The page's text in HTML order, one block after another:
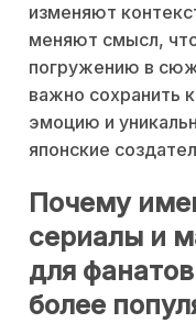
изменяют
меняют смысл,
погружению в
важно сохранить
эмоцию и
японские
Почему
сериалы и
для
более